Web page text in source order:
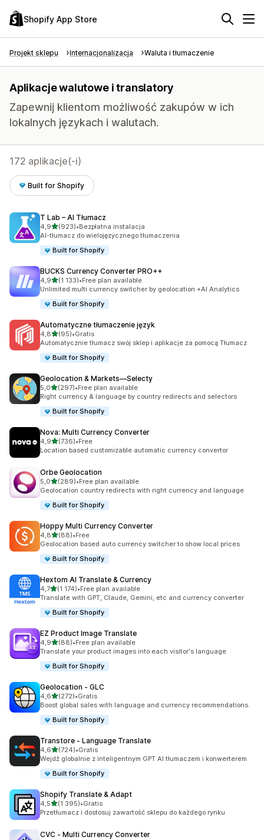
Shopify App Store
Projekt sklepu Internacjonalizacja Waluta i tłumaczenie
Aplikacje walutowe i translatory
Zapewnij klientom możliwość zakupów w ich
lokalnych językach i walutach.
172 aplikacje(-i)
Built for Shopify
T Lab – AI Tłumacz
4,9na 5 gwiazdek
(923)
Łączna liczba recenzji: 923
•Bezpłatna instalacja
AI-tłumacz do wielojęzycznego tłumaczenia
Built for Shopify
BUCKS Currency Converter PRO++
4,9na 5 gwiazdek
(1 133)
Łączna liczba recenzji: 1133
•Free plan available
Unlimited multi currency switcher by geolocation +AI Analytics
Built for Shopify
Automatyczne tłumaczenie język
4,8na 5 gwiazdek
(95)
Łączna liczba recenzji: 95
•Gratis
Automatycznie tłumacz swój sklep i aplikacje za pomocą Tłumacz
Built for Shopify
Geolocation & Markets—Selecty
5,0na 5 gwiazdek
(297)
Łączna liczba recenzji: 297
•Free plan available
Right currency & language by country redirects and selectors
Built for Shopify
Nova: Multi Currency Converter
4,9na 5 gwiazdek
(736)
Łączna liczba recenzji: 736
•Free
Location based customizable automatic currency convertor
Orbe Geolocation
5,0na 5 gwiazdek
(289)
Łączna liczba recenzji: 289
•Free plan available
Geolocation country redirects with right currency and language
Built for Shopify
Hoppy Multi Currency Converter
4,8na 5 gwiazdek
(88)
Łączna liczba recenzji: 88
•Free
Geolocation based auto currency switcher to show local prices
Built for Shopify
Hextom AI Translate & Currency
4,7na 5 gwiazdek
(1 174)
Łączna liczba recenzji: 1174
•Free plan available
Translate with GPT, Claude, Gemini, etc and currency converter
Built for Shopify
EZ Product Image Translate
4,9na 5 gwiazdek
(88)
Łączna liczba recenzji: 88
•Free plan available
Translate your product images into each visitor's language
Built for Shopify
Geolocation ‑ GLC
4,6na 5 gwiazdek
(272)
Łączna liczba recenzji: 272
•Gratis
Boost global sales with language and currency recommendations.
Built for Shopify
Transtore ‑ Language Translate
4,6na 5 gwiazdek
(724)
Łączna liczba recenzji: 724
•Gratis
Wejdź globalnie z inteligentnym GPT AI tłumaczem i konwerterem
Built for Shopify
Shopify Translate & Adapt
4,5na 5 gwiazdek
(1 395)
Łączna liczba recenzji: 1395
•Gratis
Przetłumacz i dostosuj zawartość sklepu do każdego rynku
CVC ‑ Multi Currency Converter